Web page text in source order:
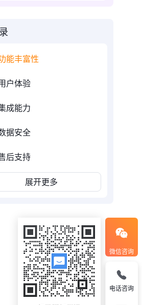
能丰富性
户体验
成能力
据安全
后支持
展开更多
微信咨询
电话咨询